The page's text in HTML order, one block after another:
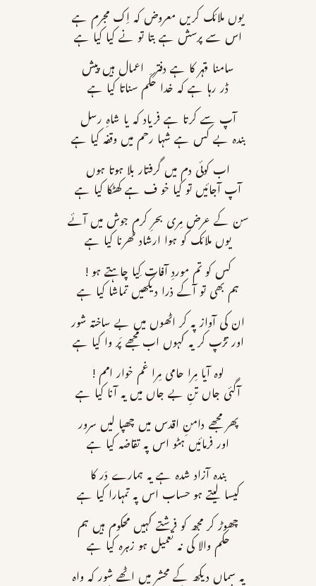
یوں ملائک کریں معروض کہ اِک مجرم ہے
اس سے پرسش ہے بتا تو نے کیا کیا ہے
سامنا قہر کا ہے دفتر ِ اعمال ہیں پیش
ڈر رہا ہے کہ خدا حکم سناتا کیا ہے
آپ سے کرتا ہے فریاد کہ یا شاہِ رسل
بندہ بے کس ہے شہا رحم میں وقفہ کیا ہے
اب کوئی دم میں گرفتار بلا ہوتا ہوں
آپ آجائیں تو کیا خو ف ہے کھٹکا کیا ہے
سن کے عرض مِری بحرِ کرم جوش میں آئے
یوں ملائک کو ہوا ارشاد ٹھرنا کیا ہے
کس کو تم موردِ آفات کِیا چاہتے ہو !
ہم بھی تو آکے ذرا دیکھیں تماشا کیا ہے
ان کی آواز پہ کر اٹھوں میں بے ساختہ شور
اور تڑپ کر یہ کہوں اب مجھے پَر وا کیا ہے
لوہ آیا مِرا حامی مِرا غم خوار امم !
آگئی جاں تنِ بے جاں میں یہ آنا کیا ہے
پھر مجھے دامنِ اقدس میں چھپا لیں سرور
اور فرمائیں ہٹو اس پہ تقاضہ کیا ہے
بندہ آزاد شدہ ہے یہ ہمارے دَر کا
کیسا لیتے ہو حساب اس پہ تمہارا کیا ہے
چھوڑ کر مجھ کو فرشتے کہیں محکوم ہیں ہم
حکم والا کی نہ تعمیل ہو زہرہ کیا ہے
یہ سماں دیکھ کے محشر میں اٹھے شور کہ واہ